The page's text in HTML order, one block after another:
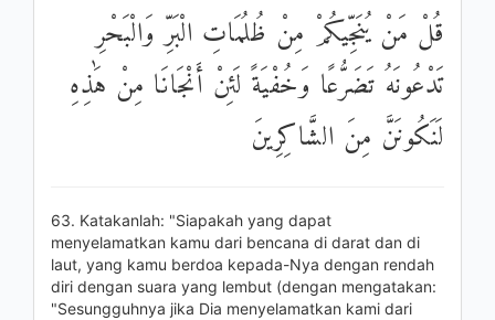
قُلْ مَنْ يُنَجِّيكُمْ مِنْ ظُلُمَاتِ الْبَرِّ وَالْبَحْرِ
تَدْعُونَهُ تَضَرُّعًا وَخُفْيَةً لَئِنْ أَنْجَانَا مِنْ هَٰذِهِ
لَنَكُونَنَّ مِنَ الشَّاكِرِينَ
63. Katakanlah: "Siapakah yang dapat
menyelamatkan kamu dari bencana di darat dan di
laut, yang kamu berdoa kepada-Nya dengan rendah
diri dengan suara yang lembut (dengan mengatakan:
"Sesungguhnya jika Dia menyelamatkan kami dari